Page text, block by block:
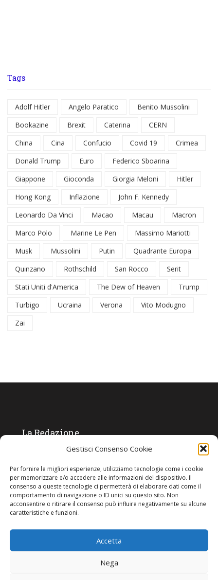
Gestisci Consenso Cookie
Per fornire le migliori esperienze, utilizziamo tecnologie come i cookie
per memorizzare e/o accedere alle informazioni del dispositivo. Il
consenso a queste tecnologie ci permetterà di elaborare dati come il
comportamento di navigazione o ID unici su questo sito. Non
acconsentire o ritirare il consenso può influire negativamente su alcune
caratteristiche e funzioni.
Accetta
Nega
Tags
Adolf Hitler Angelo Paratico
Benito Mussolini
Bookazine
Brexit Caterina
CERN
China
Cina Confucio Covid 19
Crimea
Donald Trump
Euro
Federico Sboarina
Giappone
Gioconda Giorgia Meloni
Hitler
Hong Kong
Inflazione
John F. Kennedy
Leonardo Da Vinci
Macao Macau
Macron
Marco Polo
Marine Le Pen
Massimo Mariotti
Musk
Mussolini Putin
Quadrante Europa
Quinzano
Rothschild San Rocco
Serit
Stati Uniti d'America
The Dew of Heaven
Trump
Turbigo
Ucraina Verona
Vito Modugno
Zai
La Redazione
Critica Letteraria:Ambrogio Bianchi
Vita Politica:Ermete Barbieri
Costume e moda:Ada Simoni